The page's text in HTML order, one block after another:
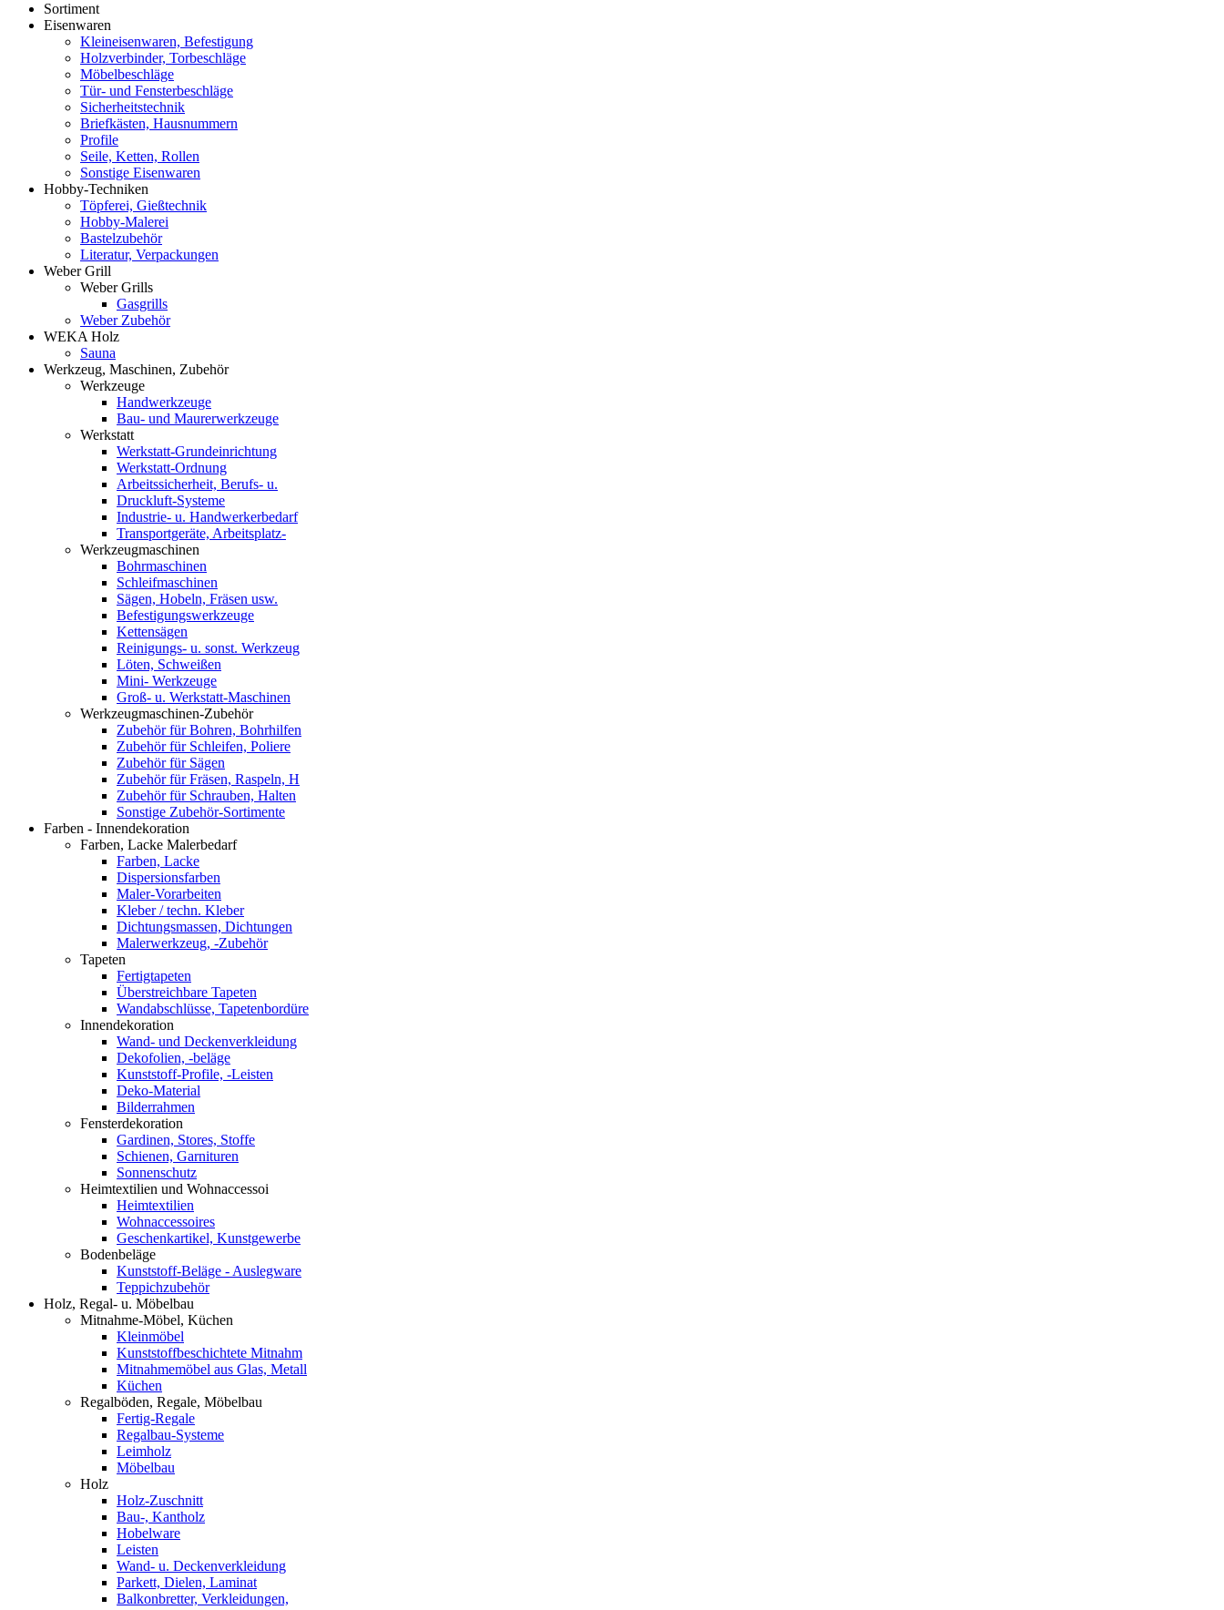
Sortiment
Eisenwaren
Kleineisenwaren, Befestigung
Holzverbinder, Torbeschläge
Möbelbeschläge
Tür- und Fensterbeschläge
Sicherheitstechnik
Briefkästen, Hausnummern
Profile
Seile, Ketten, Rollen
Sonstige Eisenwaren
Hobby-Techniken
Töpferei, Gießtechnik
Hobby-Malerei
Bastelzubehör
Literatur, Verpackungen
Weber Grill
Weber Grills
Gasgrills
Weber Zubehör
WEKA Holz
Sauna
Werkzeug, Maschinen, Zubehör
Werkzeuge
Handwerkzeuge
Bau- und Maurerwerkzeuge
Werkstatt
Werkstatt-Grundeinrichtung
Werkstatt-Ordnung
Arbeitssicherheit, Berufs- u.
Druckluft-Systeme
Industrie- u. Handwerkerbedarf
Transportgeräte, Arbeitsplatz-
Werkzeugmaschinen
Bohrmaschinen
Schleifmaschinen
Sägen, Hobeln, Fräsen usw.
Befestigungswerkzeuge
Kettensägen
Reinigungs- u. sonst. Werkzeug
Löten, Schweißen
Mini- Werkzeuge
Groß- u. Werkstatt-Maschinen
Werkzeugmaschinen-Zubehör
Zubehör für Bohren, Bohrhilfen
Zubehör für Schleifen, Poliere
Zubehör für Sägen
Zubehör für Fräsen, Raspeln, H
Zubehör für Schrauben, Halten
Sonstige Zubehör-Sortimente
Farben - Innendekoration
Farben, Lacke Malerbedarf
Farben, Lacke
Dispersionsfarben
Maler-Vorarbeiten
Kleber / techn. Kleber
Dichtungsmassen, Dichtungen
Malerwerkzeug, -Zubehör
Tapeten
Fertigtapeten
Überstreichbare Tapeten
Wandabschlüsse, Tapetenbordüre
Innendekoration
Wand- und Deckenverkleidung
Dekofolien, -beläge
Kunststoff-Profile, -Leisten
Deko-Material
Bilderrahmen
Fensterdekoration
Gardinen, Stores, Stoffe
Schienen, Garnituren
Sonnenschutz
Heimtextilien und Wohnaccessoi
Heimtextilien
Wohnaccessoires
Geschenkartikel, Kunstgewerbe
Bodenbeläge
Kunststoff-Beläge - Auslegware
Teppichzubehör
Holz, Regal- u. Möbelbau
Mitnahme-Möbel, Küchen
Kleinmöbel
Kunststoffbeschichtete Mitnahm
Mitnahmemöbel aus Glas, Metall
Küchen
Regalböden, Regale, Möbelbau
Fertig-Regale
Regalbau-Systeme
Leimholz
Möbelbau
Holz
Holz-Zuschnitt
Bau-, Kantholz
Hobelware
Leisten
Wand- u. Deckenverkleidung
Parkett, Dielen, Laminat
Balkonbretter, Verkleidungen,